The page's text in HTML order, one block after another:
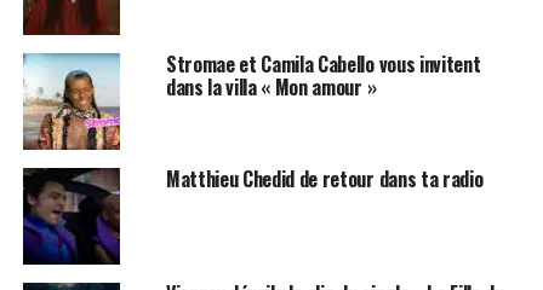
Pour voir le clip de
SUJETS ASSOCIÉS:
Stromae et Camila Cabello vous invitent
dans la villa « Mon amour »
Matthieu Chedid de retour dans ta radio